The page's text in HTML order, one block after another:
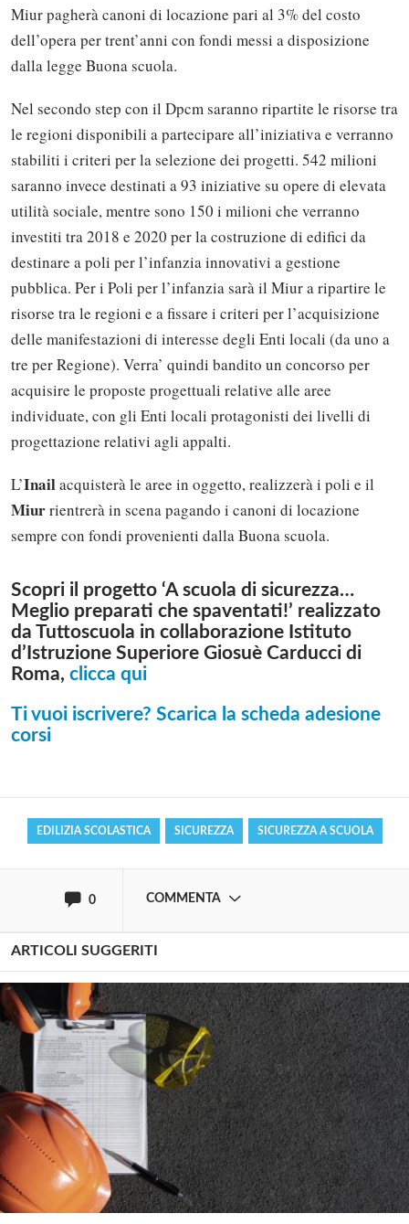
Miur pagherà canoni di locazione pari al 3% del costo
dell’opera per trent’anni con fondi messi a disposizione
dalla legge Buona scuola.
Nel secondo step con il Dpcm saranno ripartite le risorse tra
le regioni disponibili a partecipare all’iniziativa e verranno
stabiliti i criteri per la selezione dei progetti. 542 milioni
saranno invece destinati a 93 iniziative su opere di elevata
utilità sociale, mentre sono 150 i milioni che verranno
investiti tra 2018 e 2020 per la costruzione di edifici da
destinare a poli per l’infanzia innovativi a gestione
pubblica. Per i Poli per l’infanzia sarà il Miur a ripartire le
risorse tra le regioni e a fissare i criteri per l’acquisizione
delle manifestazioni di interesse degli Enti locali (da uno a
tre per Regione). Verra’ quindi bandito un concorso per
acquisire le proposte progettuali relative alle aree
individuate, con gli Enti locali protagonisti dei livelli di
progettazione relativi agli appalti.
L’Inailacquisterà le aree in oggetto, realizzerà i poli e il
Miurrientrerà in scena pagando i canoni di locazione
sempre con fondi provenienti dalla Buona scuola.
Scopri il progetto ‘A scuola di sicurezza…
Meglio preparati che spaventati!’ realizzato
da Tuttoscuola in collaborazione Istituto
d’Istruzione Superiore Giosuè Carducci di
Roma, clicca qui
Ti vuoi iscrivere? Scarica la scheda adesione
corsi
EDILIZIA SCOLASTICA SICUREZZA SICUREZZA A SCUOLA
0 COMMENTA
commentare!
ARTICOLI SUGGERITI